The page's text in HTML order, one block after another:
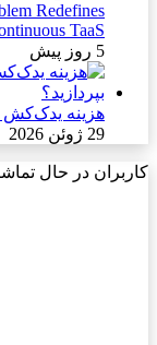
Redefines
TaaS
5 روز پیش
هزینه یدک‌کش خودرو در
29 ژوئن 2026
کاربران در حال